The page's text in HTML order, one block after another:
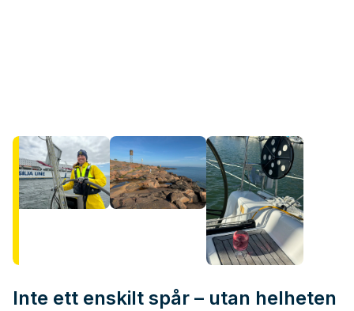
Inte ett enskilt spår – utan helheten